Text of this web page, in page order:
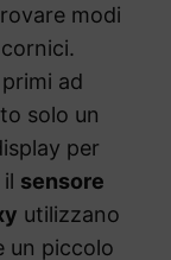
modi
ad
solo un
per
sensore
utilizzano
un piccolo